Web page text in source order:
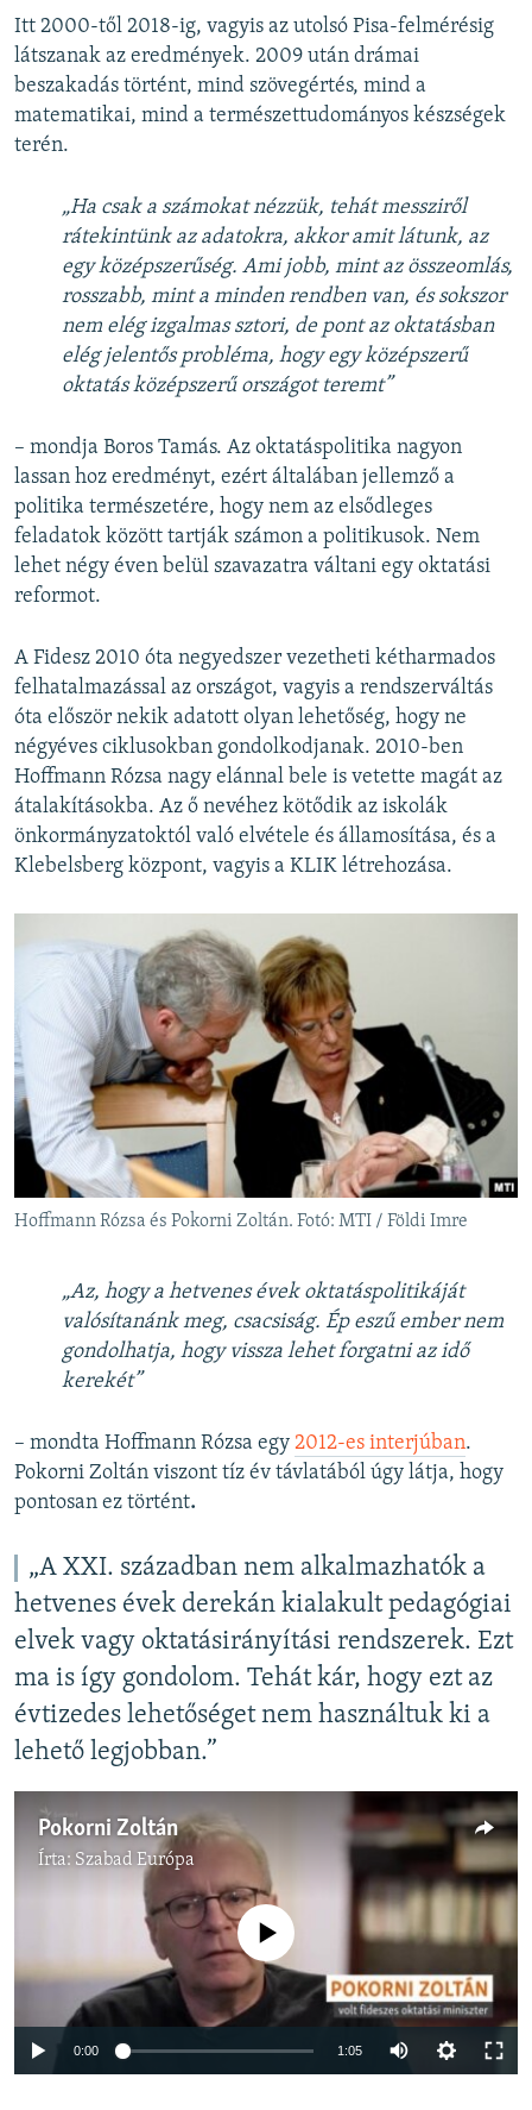
Itt 2000-től 2018-ig, vagyis az utolsó Pisa-felmérésig
látszanak az eredmények. 2009 után drámai
beszakadás történt, mind szövegértés, mind a
matematikai, mind a természettudományos készségek
terén.
„Ha csak a számokat nézzük, tehát messziről
rátekintünk az adatokra, akkor amit látunk, az
egy középszerűség. Ami jobb, mint az összeomlás,
rosszabb, mint a minden rendben van, és sokszor
nem elég izgalmas sztori, de pont az oktatásban
elég jelentős probléma, hogy egy középszerű
oktatás középszerű országot teremt”
– mondja Boros Tamás. Az oktatáspolitika nagyon
lassan hoz eredményt, ezért általában jellemző a
politika természetére, hogy nem az elsődleges
feladatok között tartják számon a politikusok. Nem
lehet négy éven belül szavazatra váltani egy oktatási
reformot.
A Fidesz 2010 óta negyedszer vezetheti kétharmados
felhatalmazással az országot, vagyis a rendszerváltás
óta először nekik adatott olyan lehetőség, hogy ne
négyéves ciklusokban gondolkodjanak. 2010-ben
Hoffmann Rózsa nagy elánnal bele is vetette magát az
átalakításokba. Az ő nevéhez kötődik az iskolák
önkormányzatoktól való elvétele és államosítása, és a
Klebelsberg központ, vagyis a KLIK létrehozása.
Hoffmann Rózsa és Pokorni Zoltán. Fotó: MTI / Földi Imre
„Az, hogy a hetvenes évek oktatáspolitikáját
valósítanánk meg, csacsiság. Ép eszű ember nem
gondolhatja, hogy vissza lehet forgatni az idő
kerekét”
– mondta Hoffmann Rózsa egy 2012-es interjúban.
Pokorni Zoltán viszont tíz év távlatából úgy látja, hogy
pontosan ez történt.
„A XXI. században nem alkalmazhatók a
hetvenes évek derekán kialakult pedagógiai
elvek vagy oktatásirányítási rendszerek. Ezt
ma is így gondolom. Tehát kár, hogy ezt az
évtizedes lehetőséget nem használtuk ki a
lehető legjobban.”
Pokorni Zoltán
Írta: Szabad Európa
Jelenleg nincs elérhető tartalom
0:00 1:05